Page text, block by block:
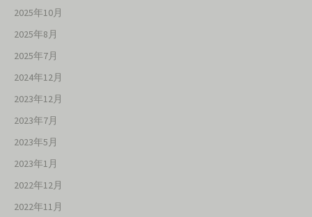
2025年10月
2025年8月
2025年7月
2024年12月
2023年12月
2023年7月
2023年5月
2023年1月
2022年12月
2022年11月